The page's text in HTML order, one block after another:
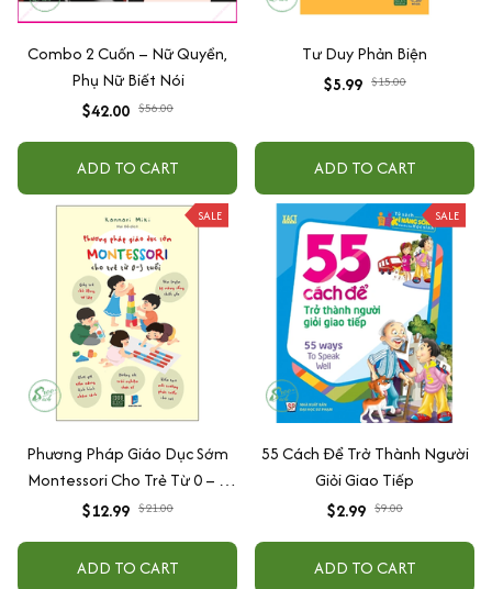
Combo 2 Cuốn – Nữ Quyền,
Phụ Nữ Biết Nói
$42.00 $56.00
ADD TO CART
Tư Duy Phản Biện
$5.99 $15.00
ADD TO CART
SALE
Phương Pháp Giáo Dục Sớm
Montessori Cho Trẻ Từ 0 – 3
Tuổi
$12.99 $21.00
ADD TO CART
SALE
55 Cách Để Trở Thành Người
Giỏi Giao Tiếp
$2.99 $9.00
ADD TO CART